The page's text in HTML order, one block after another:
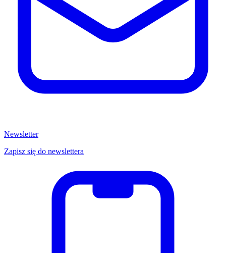
Newsletter
Zapisz się do newslettera